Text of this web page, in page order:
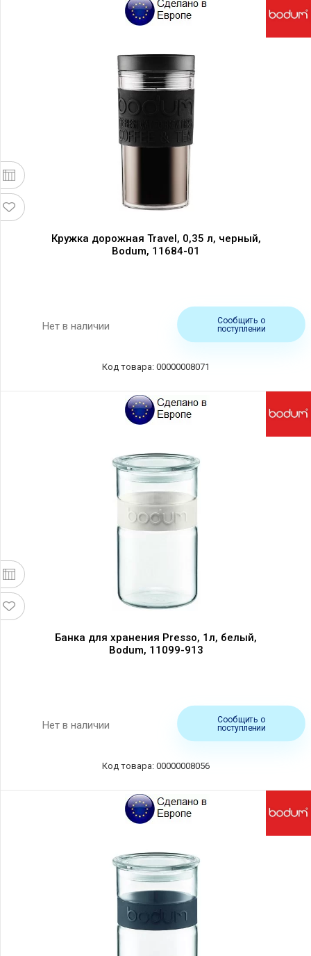
Кружка дорожная Travel, 0,35 л, черный,
Bodum, 11684-01
Нет в наличии
Сообщить о
поступлении
Код товара: 00000008071
Банка для хранения Presso, 1л, белый,
Bodum, 11099-913
Нет в наличии
Сообщить о
поступлении
Код товара: 00000008056